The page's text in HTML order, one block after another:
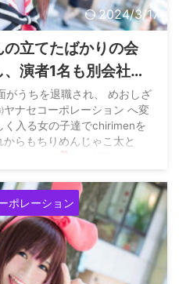
2024/3/17
立てたばかりの会
演者1名も別会社に
は「聞いてない」と
がうちを退職され、 めおしざ
ナセコーポレーション へ変
く入る女の子達でchirimenを
からもちりめんじゃこ太と
ポレーション